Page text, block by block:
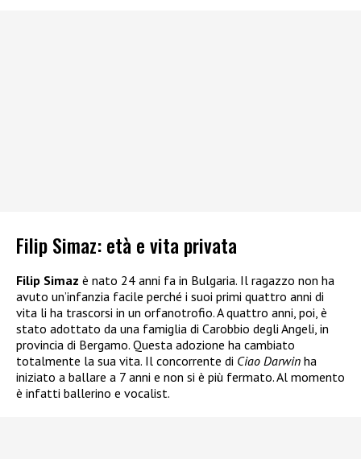
Filip Simaz: età e vita privata
Filip Simaz è nato 24 anni fa in Bulgaria. Il ragazzo non ha
avuto un’infanzia facile perché i suoi primi quattro anni di
vita li ha trascorsi in un orfanotrofio. A quattro anni, poi, è
stato adottato da una famiglia di Carobbio degli Angeli, in
provincia di Bergamo. Questa adozione ha cambiato
totalmente la sua vita. Il concorrente di Ciao Darwin ha
iniziato a ballare a 7 anni e non si è più fermato. Al momento
è infatti ballerino e vocalist.